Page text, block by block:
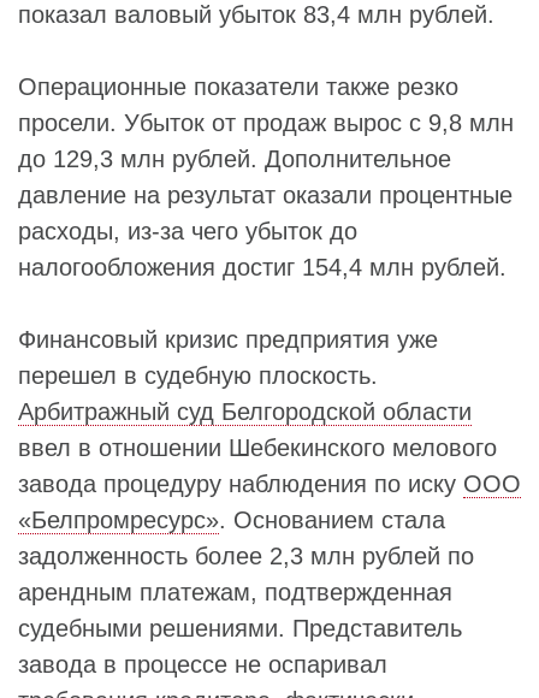
показал валовый убыток 83,4 млн рублей.
Операционные показатели также резко
просели. Убыток от продаж вырос с 9,8 млн
до 129,3 млн рублей. Дополнительное
давление на результат оказали процентные
расходы, из-за чего убыток до
налогообложения достиг 154,4 млн рублей.
Финансовый кризис предприятия уже
перешел в судебную плоскость.
Арбитражный суд Белгородской области
ввел в отношении Шебекинского мелового
завода процедуру наблюдения по иску ООО
«Белпромресурс». Основанием стала
задолженность более 2,3 млн рублей по
арендным платежам, подтвержденная
судебными решениями. Представитель
завода в процессе не оспаривал